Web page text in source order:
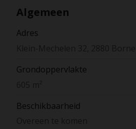
Algemeen
Adres
Grondoppervlakte
Beschikbaarheid